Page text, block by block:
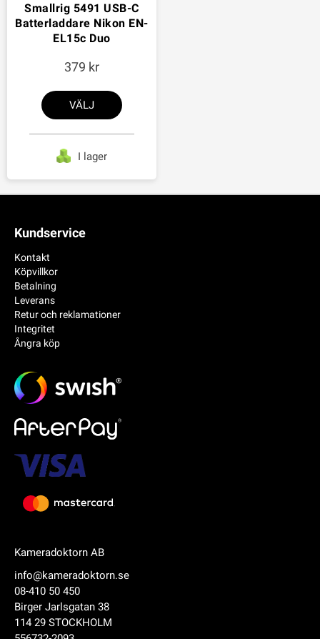
Smallrig 5491 USB-C
Batterladdare Nikon EN-
EL15c Duo
379
VÄLJ
I lager
Kameradoktorn AB
info@kameradoktorn.se
08-410 50 450
Birger Jarlsgatan 38
114 29 STOCKHOLM
Kundservice
Kontakt
Köpvillkor
Betalning
Leverans
Retur och reklamationer
Integritet
Ångra köp